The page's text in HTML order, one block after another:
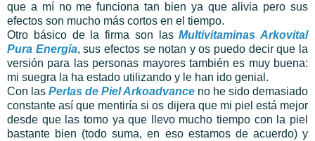
que a mí no me funciona tan bien ya que alivia pero sus
efectos son mucho más cortos en el tiempo.
Otro básico de la firma son lasMultivitaminas Arkovital
Pura Energía, sus efectos se notan y os puedo decir que la
versión para las personas mayores también es muy buena:
mi suegra la ha estado utilizando y le han ido genial.
Con las Perlas de Piel Arkoadvance no he sido demasiado
constante así que mentiría si os dijera que mi piel está mejor
desde que las tomo ya que llevo mucho tiempo con la piel
bastante bien (todo suma, en eso estamos de acuerdo) y